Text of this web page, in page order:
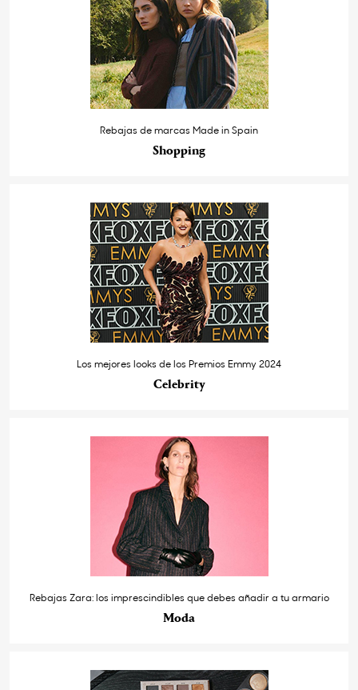
Rebajas de marcas Made in Spain
Shopping
Los mejores looks de los Premios Emmy 2024
Celebrity
Rebajas Zara: los imprescindibles que debes añadir a tu armario
Moda